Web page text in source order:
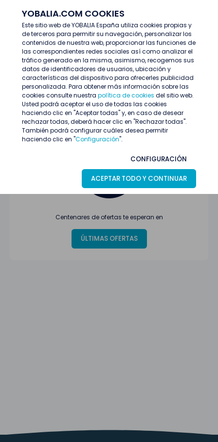
YOBALIA.COM COOKIES
Este sitio web de YOBALIA España utiliza cookies propias y
de terceros para permitir su navegación, personalizar los
contenidos de nuestra web, proporcionar las funciones de
las correspondientes redes sociales así como analizar el
tráfico generado en la misma, asimismo, recogemos sus
datos de identificadores de usuarios, ubicación y
características del dispositivo para ofrecerles publicidad
personalizada. Para obtener más información sobre las
cookies consulte nuestra política de cookies del sitio web.
Usted podrá aceptar el uso de todas las cookies
haciendo clic en "Aceptar todas" y, en caso de desear
rechazar todas, deberá hacer clic en "Rechazar todas".
También podrá configurar cuáles desea permitir
haciendo clic en "Configuración".
CONFIGURACIÓN
ACEPTAR TODO Y CONTINUAR
Últimas ofertas
Oferta no encontrada o ha finalizado su
proceso de selección
Centenares de ofertas te esperan en
ÚLTIMAS OFERTAS